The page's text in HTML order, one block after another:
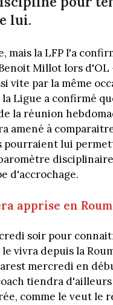
lui.
mais la LFP l'a
Millot lors
vite par la même
Ligue a confirmé
la réunion
amené à
pourraient lui
d'accrochage.
apprise en
soir pour
le vivra depuis la
mercredi en
tiendra
comme le veut le